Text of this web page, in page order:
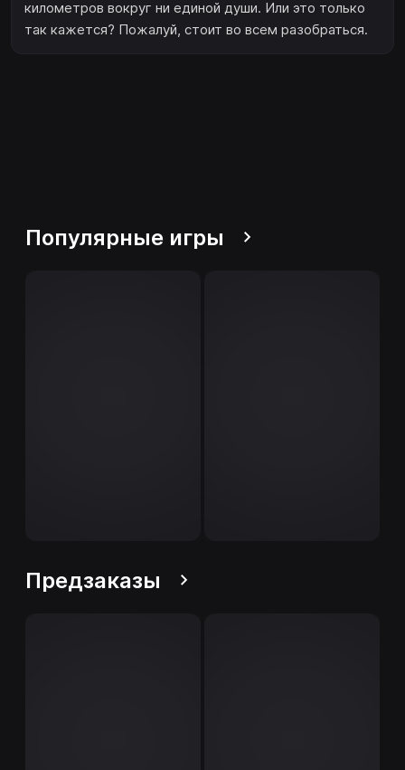
километров вокруг ни единой души. Или это только
так кажется? Пожалуй, стоит во всем разобраться.
Популярные игры
Предзаказы